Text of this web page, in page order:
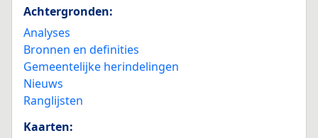
Achtergronden:
Analyses
Bronnen en definities
Gemeentelijke herindelingen
Nieuws
Ranglijsten
Kaarten: